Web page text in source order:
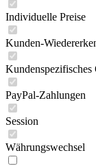
Individuelle Preise
Kunden-
Kundenspezifisches
PayPal-Zahlungen
Session
Währungswechsel